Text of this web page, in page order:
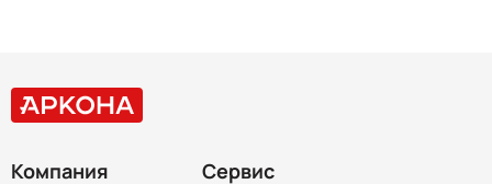
Компания Сервис